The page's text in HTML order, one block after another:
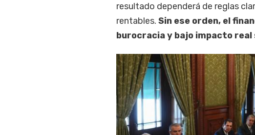
resultado dependerá de reglas
rentables. Sin ese orden, el
burocracia y bajo impacto